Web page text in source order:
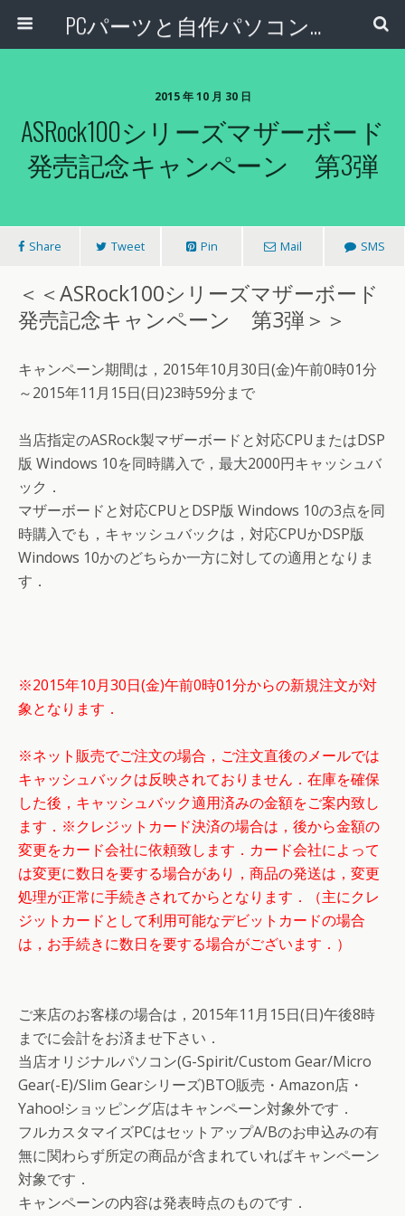
PCパーツと自作パソコン・組み立てパソコンの専門店 | PCワンズ
2015 年 10 月 30 日
ASRock100シリーズマザーボード
発売記念キャンペーン 第3弾
Share Tweet Pin Mail SMS
＜＜ASRock100シリーズマザーボード
発売記念キャンペーン 第3弾＞＞
キャンペーン期間は，2015年10月30日(金)午前0時01分
～2015年11月15日(日)23時59分まで
当店指定のASRock製マザーボードと対応CPUまたはDSP
版 Windows 10を同時購入で，最大2000円キャッシュバ
ック．
マザーボードと対応CPUとDSP版 Windows 10の3点を同
時購入でも，キャッシュバックは，対応CPUかDSP版
Windows 10かのどちらか一方に対しての適用となりま
す．
※2015年10月30日(金)午前0時01分からの新規注文が対
象となります．
※ネット販売でご注文の場合，ご注文直後のメールでは
キャッシュバックは反映されておりません．在庫を確保
した後，キャッシュバック適用済みの金額をご案内致し
ます．※クレジットカード決済の場合は，後から金額の
変更をカード会社に依頼致します．カード会社によって
は変更に数日を要する場合があり，商品の発送は，変更
処理が正常に手続きされてからとなります．（主にクレ
ジットカードとして利用可能なデビットカードの場合
は，お手続きに数日を要する場合がございます．）
ご来店のお客様の場合は，2015年11月15日(日)午後8時
までに会計をお済ませ下さい．
当店オリジナルパソコン(G-Spirit/Custom Gear/Micro
Gear(-E)/Slim Gearシリーズ)BTO販売・Amazon店・
Yahoo!ショッピング店はキャンペーン対象外です．
フルカスタマイズPCはセットアップA/Bのお申込みの有
無に関わらず所定の商品が含まれていればキャンペーン
対象です．
キャンペーンの内容は発表時点のものです．